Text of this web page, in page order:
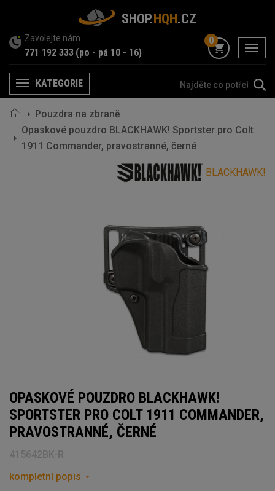
SHOP.HQH.CZ
Zavolejte nám
771 192 333 (po - pá 10 - 16) menu
0
MenuKATEGORIE
Pouzdra na zbraně
Opaskové pouzdro BLACKHAWK! Sportster pro Colt
1911 Commander, pravostranné, černé
BLACKHAWK!
OPASKOVÉ POUZDRO BLACKHAWK!
SPORTSTER PRO COLT 1911 COMMANDER,
PRAVOSTRANNÉ, ČERNÉ
415642BK-R
kompletní popis